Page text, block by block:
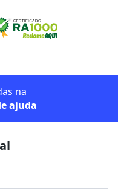
na
ajuda